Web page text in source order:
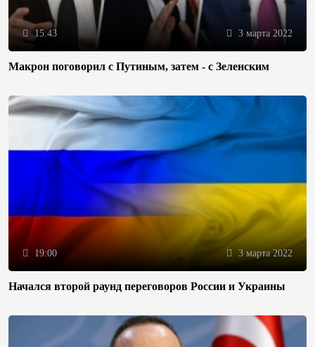
15:43 3 марта 2022
Макрон поговорил с Путиным, затем - с Зеленским
19:00 3 марта 2022
Начался второй раунд переговоров России и Украины